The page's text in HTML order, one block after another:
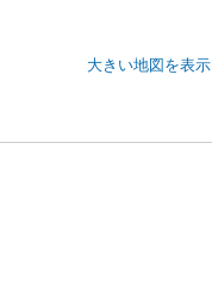
大きい地図を表示